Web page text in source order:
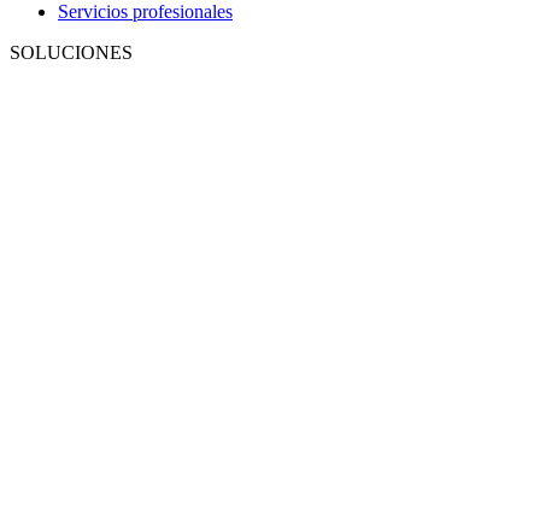
Servicios profesionales
SOLUCIONES